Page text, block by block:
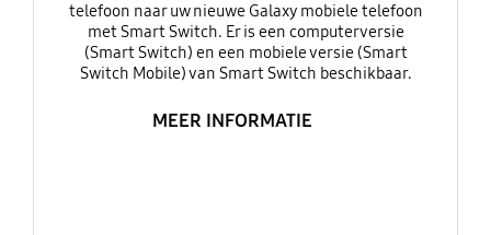
telefoon naar uw nieuwe Galaxy mobiele telefoon
met Smart Switch. Er is een computerversie
(Smart Switch) en een mobiele versie (Smart
Switch Mobile) van Smart Switch beschikbaar.
MEER INFORMATIE